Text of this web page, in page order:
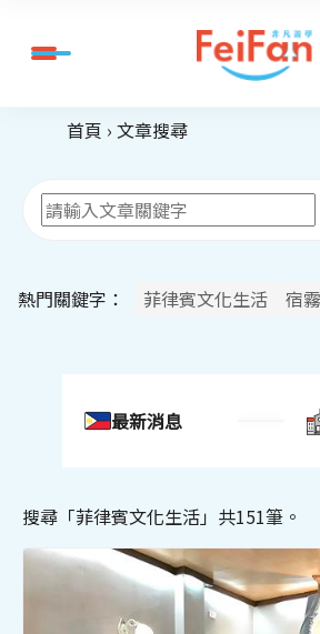
首頁 文章搜尋
熱門關鍵字： 菲律賓文化生活 宿
最新消息
搜尋「菲律賓文化生活」共151筆。